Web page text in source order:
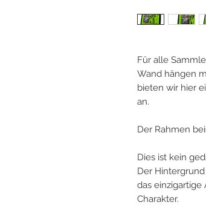
Für alle
Wand hängen
bieten wir hier
an.
Der Rahmen
Dies ist kein
Der
das
Charakter.